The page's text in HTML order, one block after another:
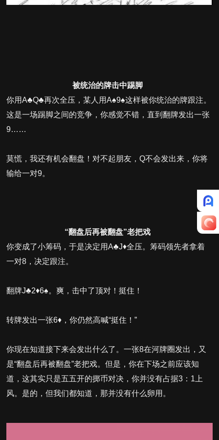
被统治的牌击中踢脚
你用A♣Q♣再次全压，某人用A♠9♠这样被你统治的牌跟注。
这是一场踢脚之间的竞争，你感觉不错，直到翻牌发出一张
9……
莫慌，我还有机会翻盘！对不起朋友，Q不会发出来，你将
输给一对9。
“翻盘后再被翻盘”老把戏
你变成了小筹码，于是决定用A♣J♦全压。筹码领先者拿着
一对8，决定跟注。
翻牌J♣2♦6♠。爽，击中了顶对！挺住！
转牌发出一张6♦，你仍然高喊“挺住！”
你现在知道接下来会发出什么了。一张8在河牌圈发出，又
是“翻盘后再被翻盘”老把戏。但是，你在下场之前应该知
道，这其实只是五五开的掷币对决，你并没有占据3：1上
风。是的，但我们都知道，那并没有什么卵用。